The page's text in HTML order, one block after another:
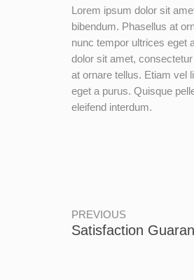
Lorem ipsum dolor sit
bibendum. Phasellus at
nunc tempor ultrices eget
dolor sit amet,
at ornare tellus. Etiam vel
eget a purus. Quisque
eleifend interdum.
PREVIOUS
Satisfaction